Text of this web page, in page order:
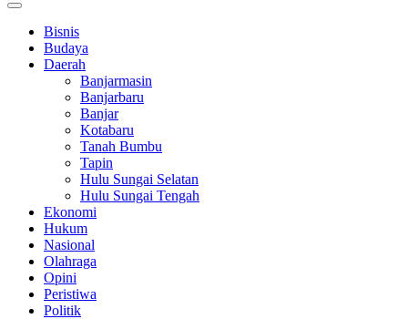
Bisnis
Budaya
Daerah
Banjarmasin
Banjarbaru
Banjar
Kotabaru
Tanah Bumbu
Tapin
Hulu Sungai Selatan
Hulu Sungai Tengah
Ekonomi
Hukum
Nasional
Olahraga
Opini
Peristiwa
Politik